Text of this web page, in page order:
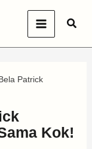
Patrick
Kok!